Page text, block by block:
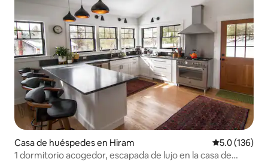
Casa de huéspedes en Hiram Calificación
5.0 (136)
1 dormitorio acogedor, escapada de lujo en la casa de